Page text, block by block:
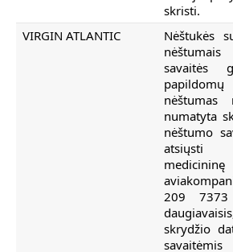
skristi.
VIRGIN ATLANTIC
Nėštukės
savaitės
nėštumas
numatyta
nėštumo
atsiųsti
209
skrydžio